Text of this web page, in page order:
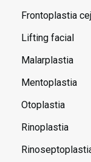
Frontoplastia
Lifting facial
Malarplastia
Mentoplastia
Otoplastia
Rinoplastia